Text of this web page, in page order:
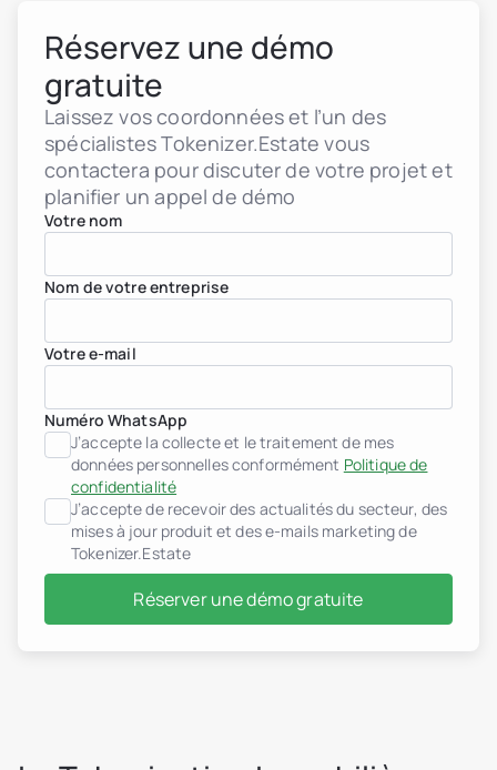
Réservez une démo
gratuite
Laissez vos coordonnées et l’un des
spécialistes Tokenizer.Estate vous
contactera pour discuter de votre projet et
planifier un appel de démo
Votre nom
Nom de votre entreprise
Votre e-mail
Numéro WhatsApp
J’accepte la collecte et le traitement de mes
données personnelles conformément Politique de
confidentialité
J’accepte de recevoir des actualités du secteur, des
mises à jour produit et des e-mails marketing de
Tokenizer.Estate
Réserver une démo gratuite
Promoteurs immobiliers
Fonds d’investissement
Institutions financières
Personnes à très haut
Albanie